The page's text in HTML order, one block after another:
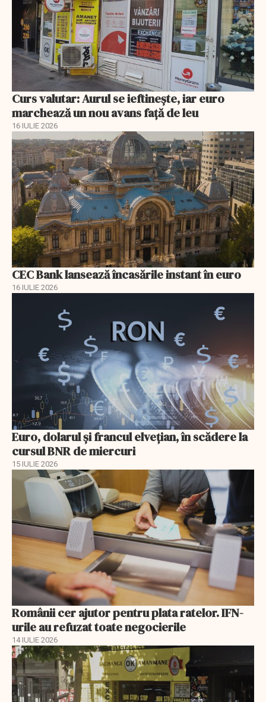
Curs valutar: Aurul se ieftinește, iar euro
marchează un nou avans faţă de leu
16 IULIE 2026
CEC Bank lansează încasările instant în euro
16 IULIE 2026
Euro, dolarul și francul elvețian, în scădere la
cursul BNR de miercuri
15 IULIE 2026
Românii cer ajutor pentru plata ratelor. IFN-
urile au refuzat toate negocierile
14 IULIE 2026